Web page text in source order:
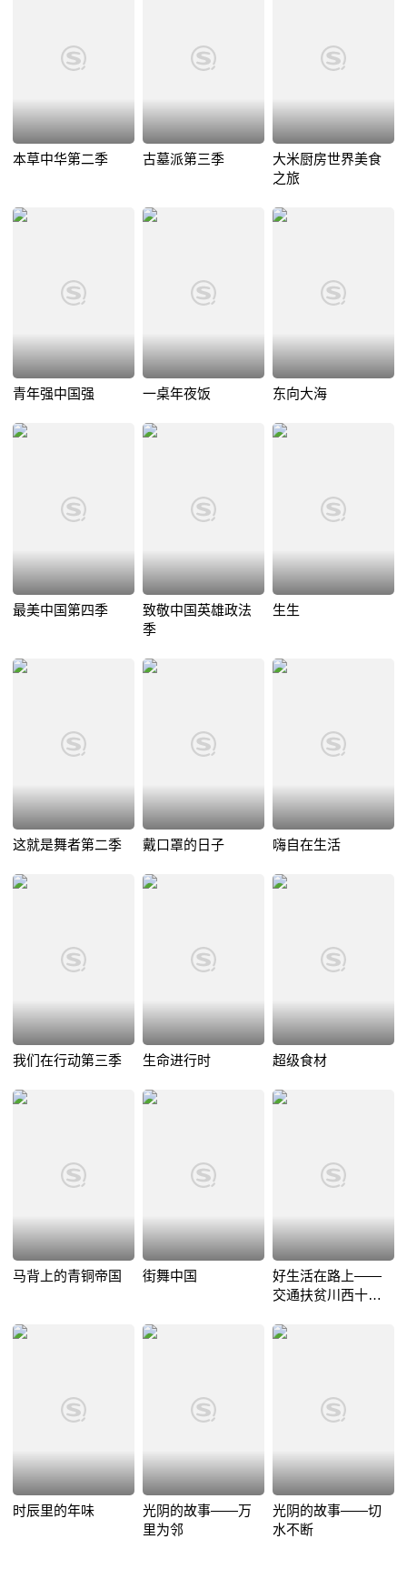
本草中华第二季 古墓派第三季
大米厨房世界美食
之旅
青年强中国强 一桌年夜饭 东向大海
最美中国第四季
致敬中国英雄政法
季
生生
这就是舞者第二季 戴口罩的日子 嗨自在生活
我们在行动第三季 生命进行时 超级食材
马背上的青铜帝国 街舞中国
好生活在路上——
交通扶贫川西十二
时辰里的年味
光阴的故事——万
里为邻
光阴的故事——切
水不断